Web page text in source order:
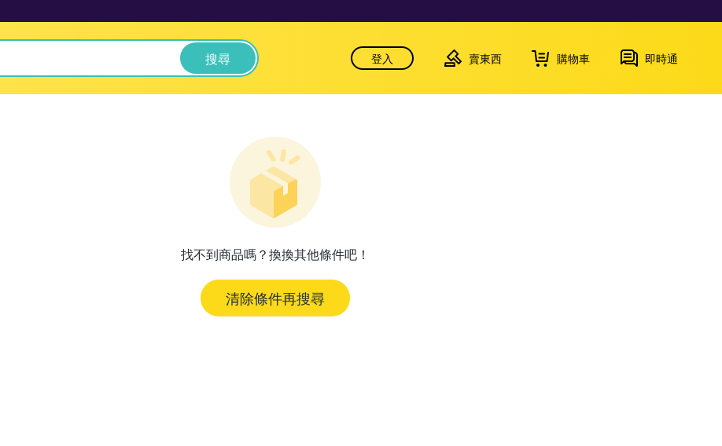
搜尋 登入 賣東西 購物車 即時通
找不到商品嗎？換換其他條件吧！
清除條件再搜尋